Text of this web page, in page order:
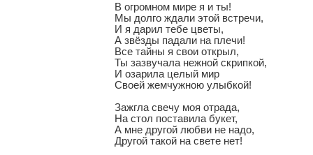
В огромном мире я и ты!
Мы долго ждали этой встречи,
И я дарил тебе цветы,
А звёзды падали на плечи!
Все тайны я свои открыл,
Ты зазвучала нежной скрипкой,
И озарила целый мир
Своей жемчужною улыбкой!
Зажгла свечу моя отрада,
На стол поставила букет,
А мне другой любви не надо,
Другой такой на свете нет!